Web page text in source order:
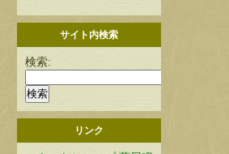
サイト内検索
検索:
リンク